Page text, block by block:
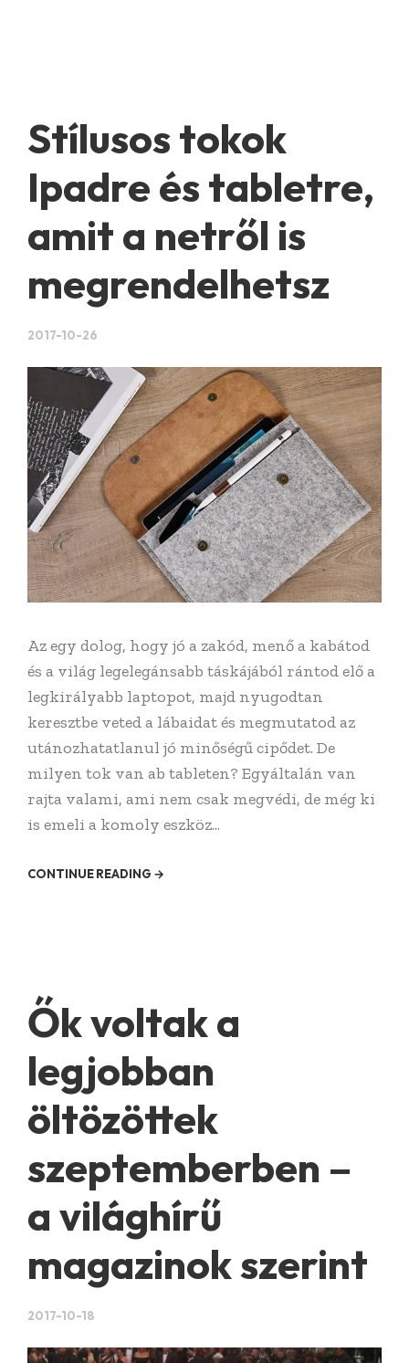
Stílusos tokok
Ipadre és tabletre,
amit a netről is
megrendelhetsz
2017-10-26
Az egy dolog, hogy jó a zakód, menő a kabátod
és a világ legelegánsabb táskájából rántod elő a
legkirályabb laptopot, majd nyugodtan
keresztbe veted a lábaidat és megmutatod az
utánozhatatlanul jó minőségű cipődet. De
milyen tok van ab tableten? Egyáltalán van
rajta valami, ami nem csak megvédi, de még ki
is emeli a komoly eszköz...
CONTINUE READING →
Ők voltak a
legjobban
öltözöttek
szeptemberben –
a világhírű
magazinok szerint
2017-10-18